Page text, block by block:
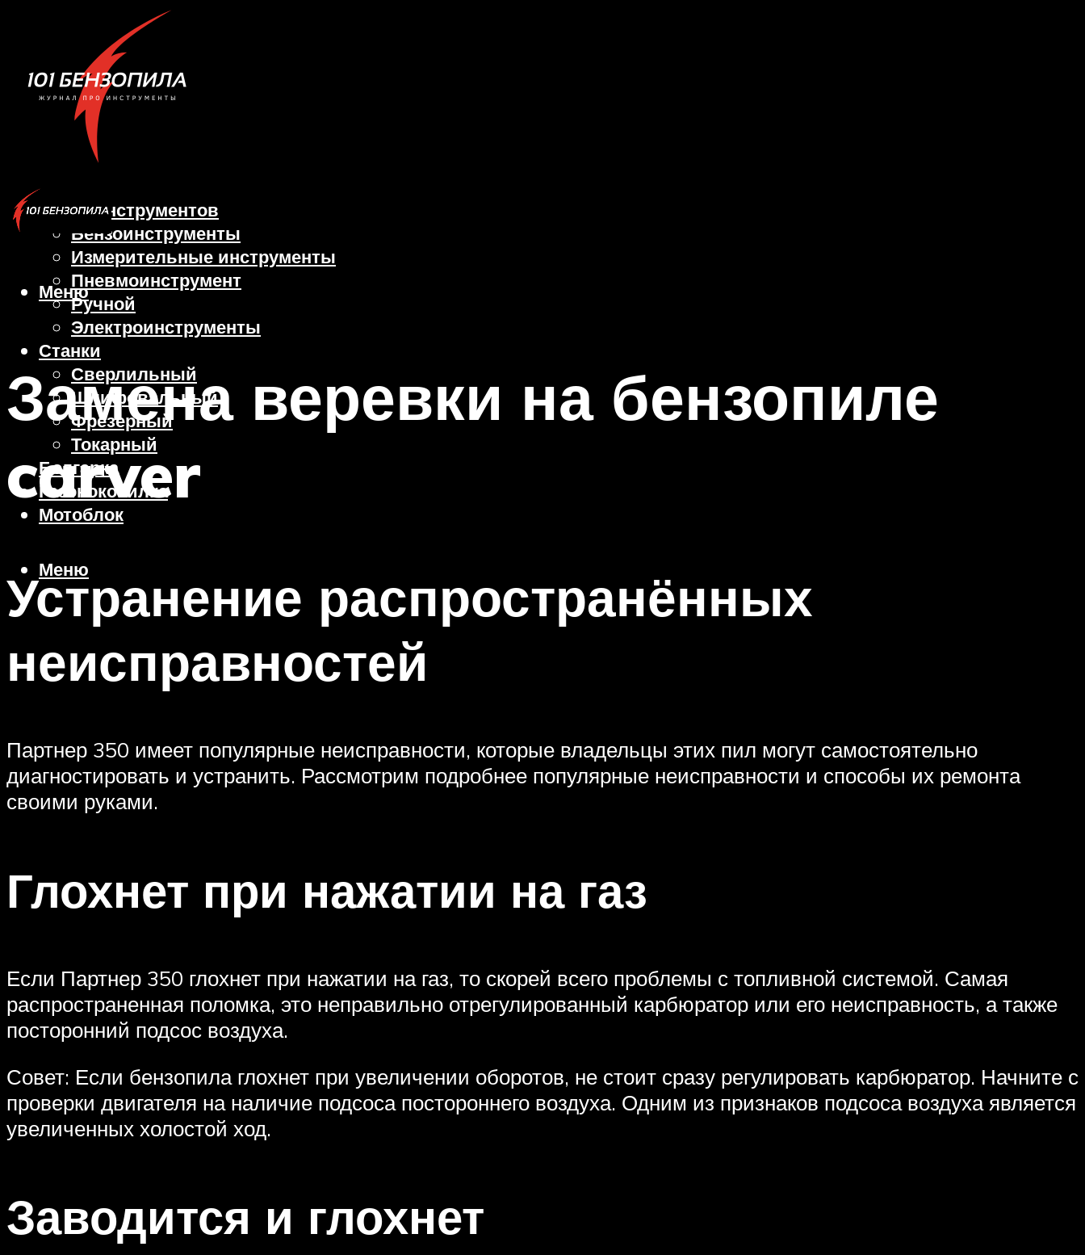
Виды инструментов
Бензоинструменты
Измерительные инструменты
Пневмоинструмент
Ручной
Электроинструменты
Станки
Сверлильный
Шлифовальный
Фрезерный
Токарный
Болгарка
Газонокосилка
Мотоблок
Меню
Меню
Замена веревки на бензопиле
carver
Устранение распространённых
неисправностей
Партнер 350 имеет популярные неисправности, которые владельцы этих пил могут самостоятельно
диагностировать и устранить. Рассмотрим подробнее популярные неисправности и способы их ремонта
своими руками.
Глохнет при нажатии на газ
Если Партнер 350 глохнет при нажатии на газ, то скорей всего проблемы с топливной системой. Самая
распространенная поломка, это неправильно отрегулированный карбюратор или его неисправность, а также
посторонний подсос воздуха.
Совет: Если бензопила глохнет при увеличении оборотов, не стоит сразу регулировать карбюратор. Начните с
проверки двигателя на наличие подсоса постороннего воздуха. Одним из признаков подсоса воздуха является
увеличенных холостой ход.
Заводится и глохнет